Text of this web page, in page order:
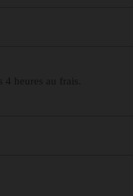
4 heures au frais.